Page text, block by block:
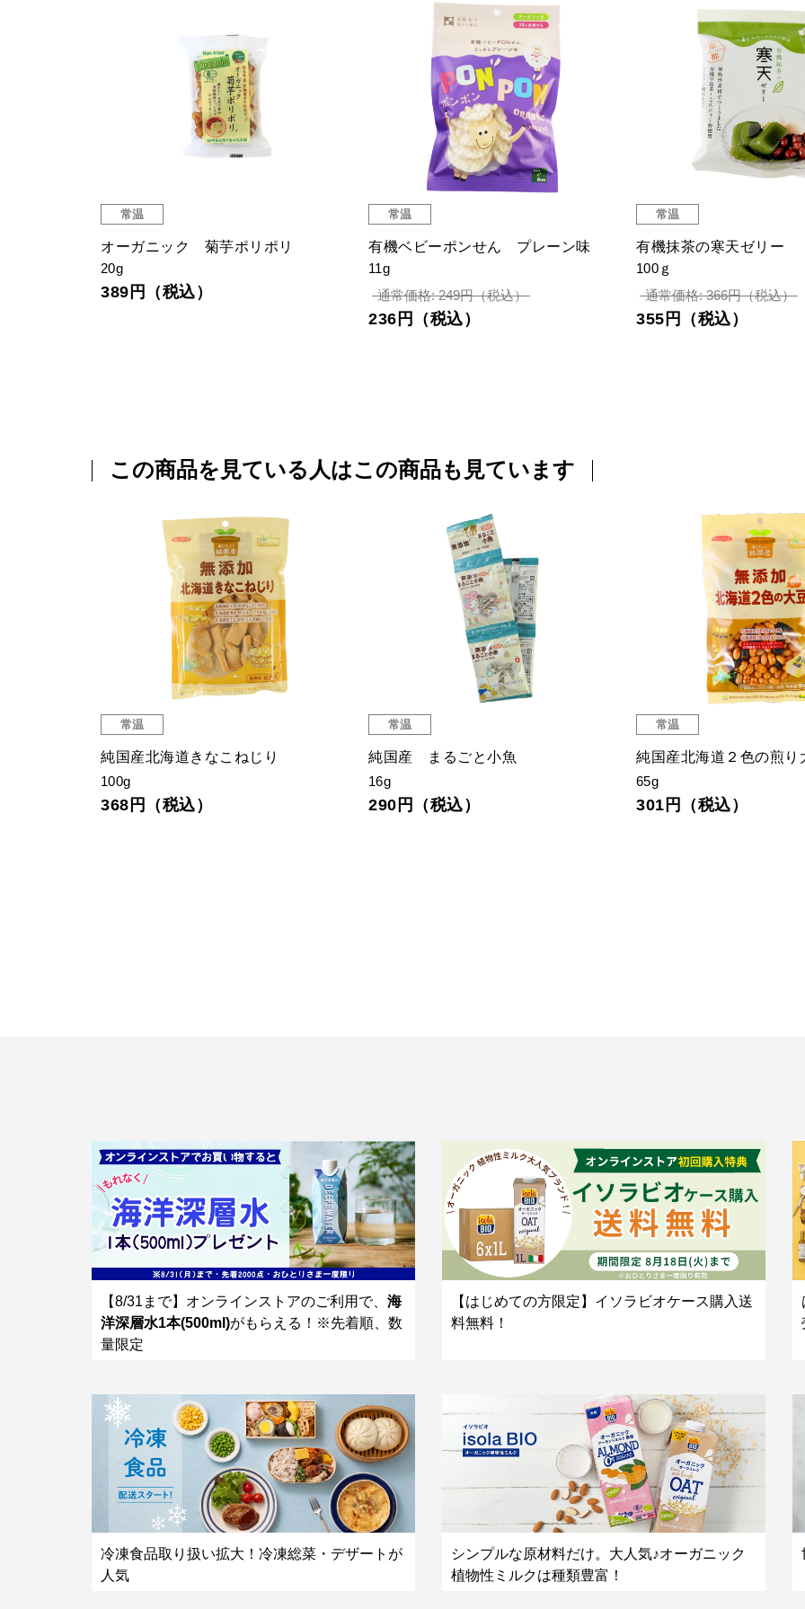
常温
オーガニック 菊芋ポリポリ
20g
389円（税込）
常温
有機ベビーポンせん プレーン味
11g
通常価格: 249円（税込）
236円（税込）
常温
有機抹茶の寒天ゼリー
100ｇ
通常価格: 366円（税込）
355円（税込）
この商品を見ている人はこの商品も見ています
常温
純国産北海道きなこねじり
100g
368円（税込）
常温
純国産 まるごと小魚
16g
290円（税込）
常温
純国産北海道２色の煎り
65g
301円（税込）
【8/31まで】オンラインストアのご利用で、 海
洋深層水1本(500ml)がもらえる！※先着順、数
量限定
【はじめての方限定】イソラビオケース購入送
料無料！
冷凍食品取り扱い拡大！冷凍総菜・デザートが
人気
シンプルな原材料だけ。大人気♪オーガニック
植物性ミルクは種類豊富！